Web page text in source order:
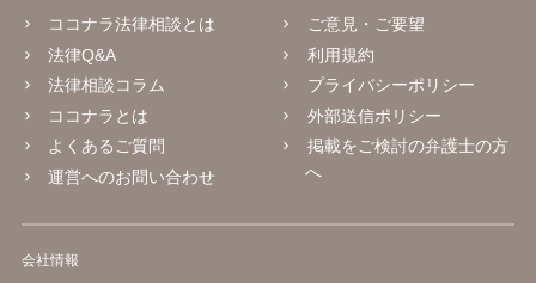
ココナラ法律相談とは
法律Q&A
法律相談コラム
ココナラとは
よくあるご質問
運営へのお問い合わせ
ご意見・ご要望
利用規約
プライバシーポリシー
外部送信ポリシー
掲載をご検討の弁護士の方
へ
会社情報